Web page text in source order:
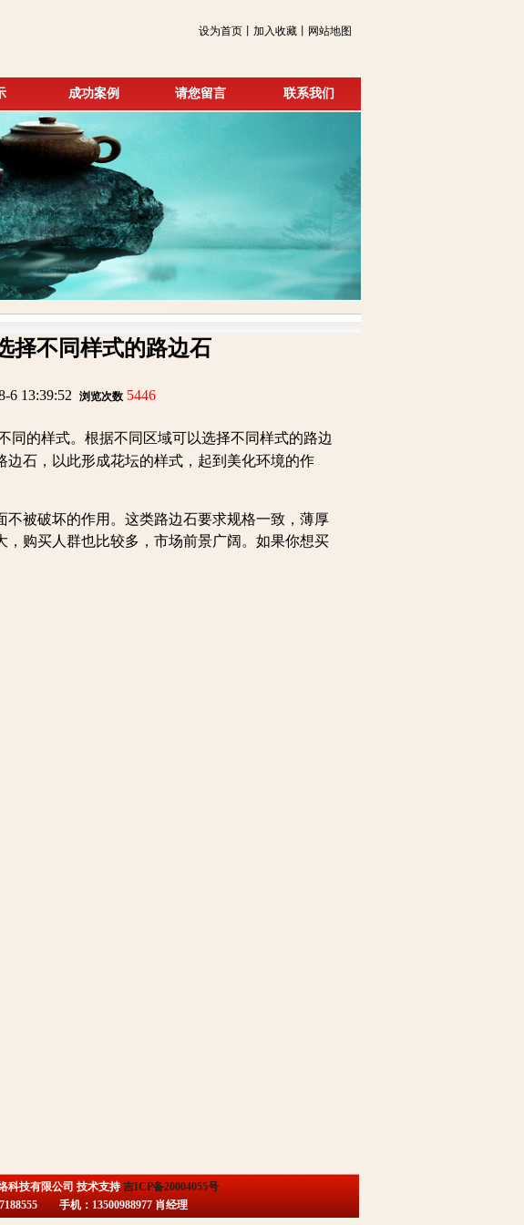
设为首页丨加入收藏丨网站地图
成功案例 请您留言 联系我们
择不同样式的路边石
6 13:39:52: 浏览次数: 5446
同的样式。根据不同区域可以选择不同样式的路边
石，以此形成花坛的样式，起到美化环境的作
不被破坏的作用。这类路边石要求规格一致，薄厚
购买人群也比较多，市场前景广阔。如果你想买
科技有限公司 技术支持吉ICP备20004055号
手机：13500988977 肖经理